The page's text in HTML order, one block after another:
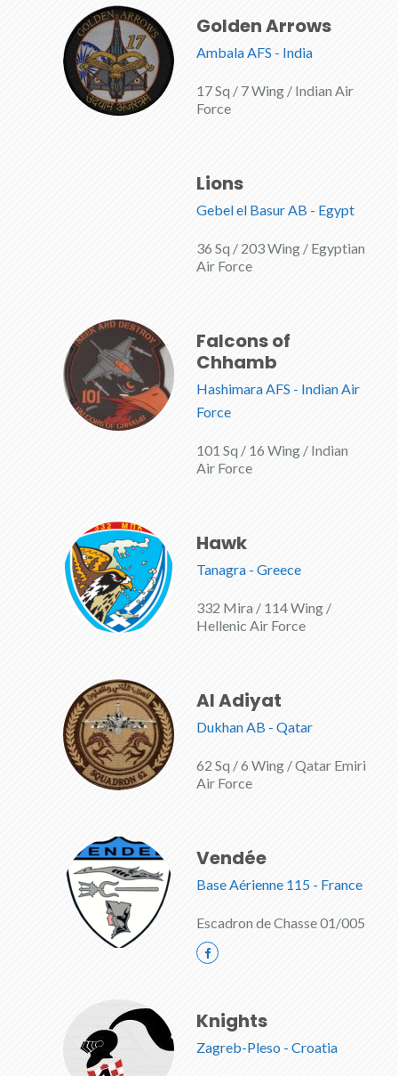
Golden Arrows
Ambala AFS - India
17 Sq / 7 Wing / Indian Air
Force
Lions
Gebel el Basur AB - Egypt
36 Sq / 203 Wing / Egyptian
Air Force
Falcons of
Chhamb
Hashimara AFS - Indian Air
Force
101 Sq / 16 Wing / Indian
Air Force
Hawk
Tanagra - Greece
332 Mira / 114 Wing /
Hellenic Air Force
Al Adiyat
Dukhan AB - Qatar
62 Sq / 6 Wing / Qatar Emiri
Air Force
Vendée
Base Aérienne 115 - France
Escadron de Chasse 01/005
Knights
Zagreb-Pleso - Croatia